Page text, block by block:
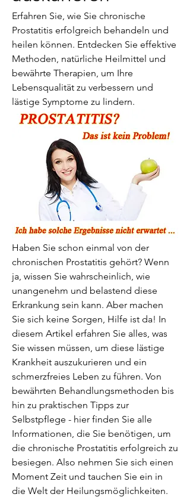
Erfahren Sie, wie Sie chronische
Prostatitis erfolgreich behandeln und
heilen können. Entdecken Sie effektive
Methoden, natürliche Heilmittel und
bewährte Therapien, um Ihre
Lebensqualität zu verbessern und
lästige Symptome zu lindern.
Haben Sie schon einmal von der
chronischen Prostatitis gehört? Wenn
ja, wissen Sie wahrscheinlich, wie
unangenehm und belastend diese
Erkrankung sein kann. Aber machen
Sie sich keine Sorgen, Hilfe ist da! In
diesem Artikel erfahren Sie alles, was
Sie wissen müssen, um diese lästige
Krankheit auszukurieren und ein
schmerzfreies Leben zu führen. Von
bewährten Behandlungsmethoden bis
hin zu praktischen Tipps zur
Selbstpflege - hier finden Sie alle
Informationen, die Sie benötigen, um
die chronische Prostatitis erfolgreich zu
besiegen. Also nehmen Sie sich einen
Moment Zeit und tauchen Sie ein in
die Welt der Heilungsmöglichkeiten.